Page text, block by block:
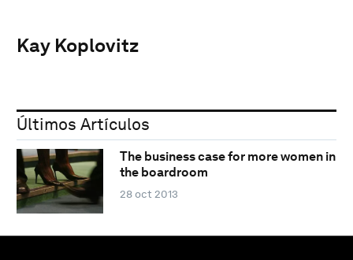
Kay Koplovitz
Últimos Artículos
The business case for more women in
the boardroom
28 oct 2013